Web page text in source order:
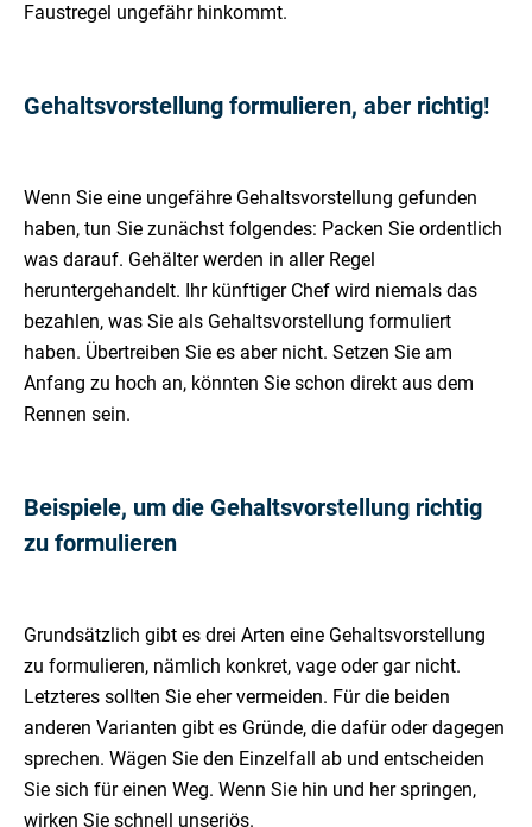
Faustregel ungefähr hinkommt.
Gehaltsvorstellung formulieren, aber richtig!
Wenn Sie eine ungefähre Gehaltsvorstellung gefunden
haben, tun Sie zunächst folgendes: Packen Sie ordentlich
was darauf. Gehälter werden in aller Regel
heruntergehandelt. Ihr künftiger Chef wird niemals das
bezahlen, was Sie als Gehaltsvorstellung formuliert
haben. Übertreiben Sie es aber nicht. Setzen Sie am
Anfang zu hoch an, könnten Sie schon direkt aus dem
Rennen sein.
Beispiele, um die Gehaltsvorstellung richtig
zu formulieren
Grundsätzlich gibt es drei Arten eine Gehaltsvorstellung
zu formulieren, nämlich konkret, vage oder gar nicht.
Letzteres sollten Sie eher vermeiden. Für die beiden
anderen Varianten gibt es Gründe, die dafür oder dagegen
sprechen. Wägen Sie den Einzelfall ab und entscheiden
Sie sich für einen Weg. Wenn Sie hin und her springen,
wirken Sie schnell unseriös.